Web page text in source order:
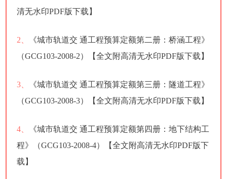
清无水印PDF版下载】
2、
《城市轨道交 通工程预算定额第二册：桥涵工程》
（GCG103-2008-2）【全文附高清无水印PDF版下载】
3、
《城市轨道交 通工程预算定额第三册：隧道工程》
（GCG103-2008-3）【全文附高清无水印PDF版下载】
4、
《城市轨道交 通工程预算定额第四册：地下结构工
程》（GCG103-2008-4）【全文附高清无水印PDF版下
载】